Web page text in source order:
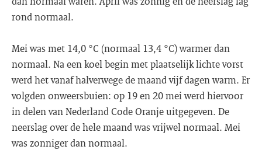
rond normaal.
Mei was met 14,0 °C (normaal 13,4 °C) warmer dan
normaal. Na een koel begin met plaatselijk lichte vorst
werd het vanaf halverwege de maand vijf dagen warm. Er
volgden onweersbuien: op 19 en 20 mei werd hiervoor
in delen van Nederland Code Oranje uitgegeven. De
neerslag over de hele maand was vrijwel normaal. Mei
was zonniger dan normaal.